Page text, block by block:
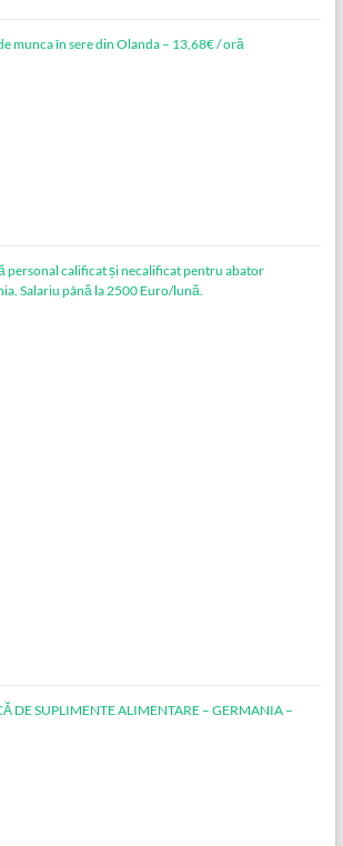
munca în sere din Olanda – 13,68€ / oră
personal calificat și necalificat pentru abator
Salariu până la 2500 Euro/lună.
DE SUPLIMENTE ALIMENTARE – GERMANIA –